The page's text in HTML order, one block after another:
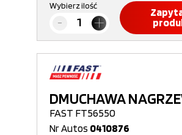
Wybierz ilość
DMUCHAWA
FAST FT56550
Nr Autos 0410876